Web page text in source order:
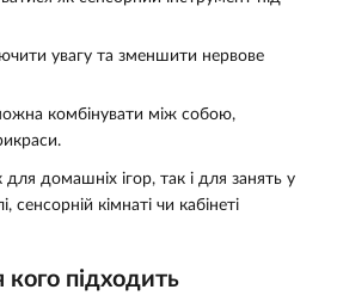
увагу та зменшити нервове
комбінувати між собою,
для домашніх ігор, так і для занять у
кімнаті чи кабінеті
підходить